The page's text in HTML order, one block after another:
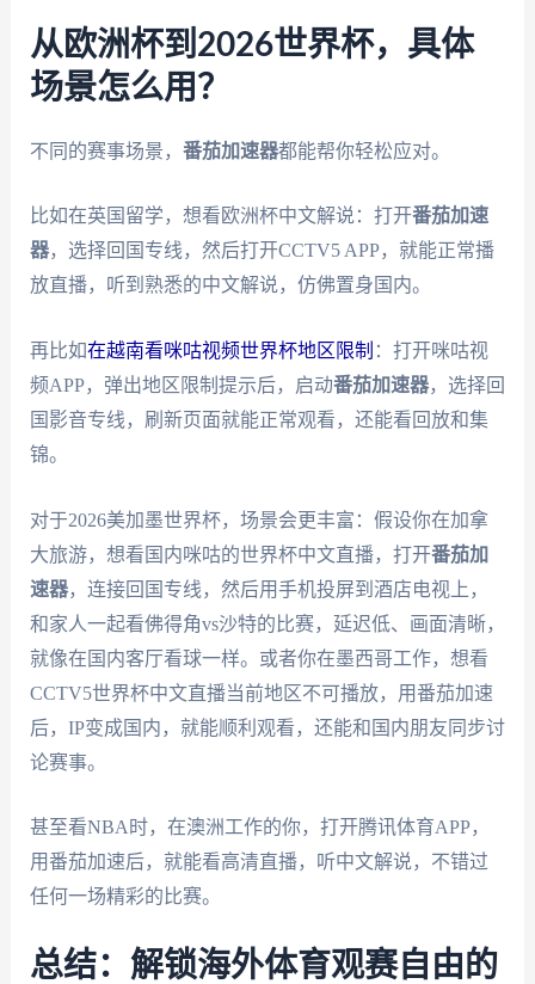
从欧洲杯到2026世界杯，具体
场景怎么用？
不同的赛事场景， 番茄加速器都能帮你轻松应对。
比如在英国留学，想看欧洲杯中文解说：打开番茄加速
器，选择回国专线，然后打开CCTV5 APP，就能正常播
放直播，听到熟悉的中文解说，仿佛置身国内。
再比如在越南看咪咕视频世界杯地区限制 ：打开咪咕视
频APP，弹出地区限制提示后，启动番茄加速器，选择回
国影音专线，刷新页面就能正常观看，还能看回放和集
锦。
对于2026美加墨世界杯，场景会更丰富：假设你在加拿
大旅游，想看国内咪咕的世界杯中文直播，打开番茄加
速器，连接回国专线，然后用手机投屏到酒店电视上，
和家人一起看佛得角vs沙特的比赛，延迟低、画面清晰，
就像在国内客厅看球一样。或者你在墨西哥工作，想看
CCTV5世界杯中文直播当前地区不可播放，用番茄加速
后，IP变成国内，就能顺利观看，还能和国内朋友同步讨
论赛事。
甚至看NBA时，在澳洲工作的你，打开腾讯体育APP，
用番茄加速后，就能看高清直播，听中文解说，不错过
任何一场精彩的比赛。
总结：解锁海外体育观赛自由的